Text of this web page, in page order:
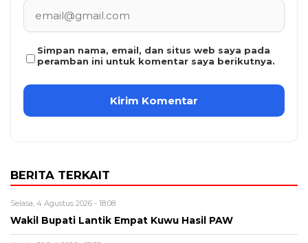
Simpan nama, email, dan situs web saya pada
peramban ini untuk komentar saya berikutnya.
BERITA TERKAIT
Selasa, 4 Agustus 2026 - 18:08
Wakil Bupati Lantik Empat Kuwu Hasil PAW